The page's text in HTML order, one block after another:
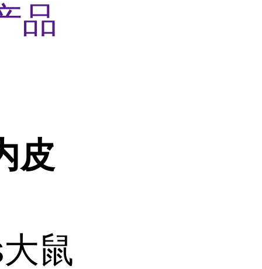
品
皮
鼠